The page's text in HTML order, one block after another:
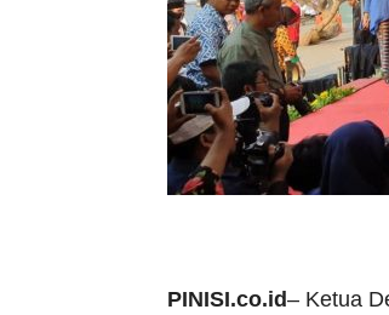
PINISI.co.id– Ketua